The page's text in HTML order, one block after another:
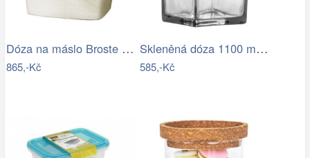
Dóza na máslo Broste NORDIC SAND -…
865,-Kč
Skleněná dóza 1100 ml ELIUS…
585,-Kč